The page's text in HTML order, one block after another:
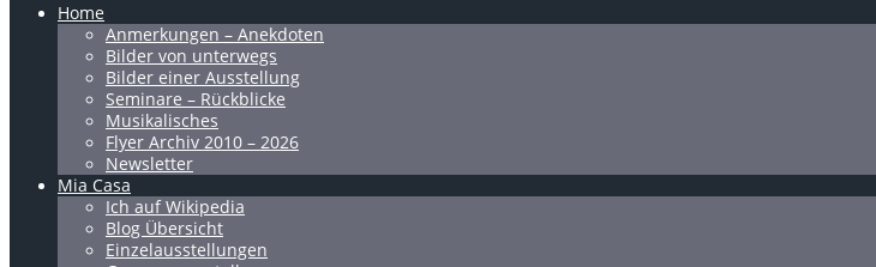
Home
Anmerkungen – Anekdoten
Bilder von unterwegs
Bilder einer Ausstellung
Seminare – Rückblicke
Musikalisches
Flyer Archiv 2010 – 2026
Newsletter
Mia Casa
Ich auf Wikipedia
Blog Übersicht
Einzelausstellungen